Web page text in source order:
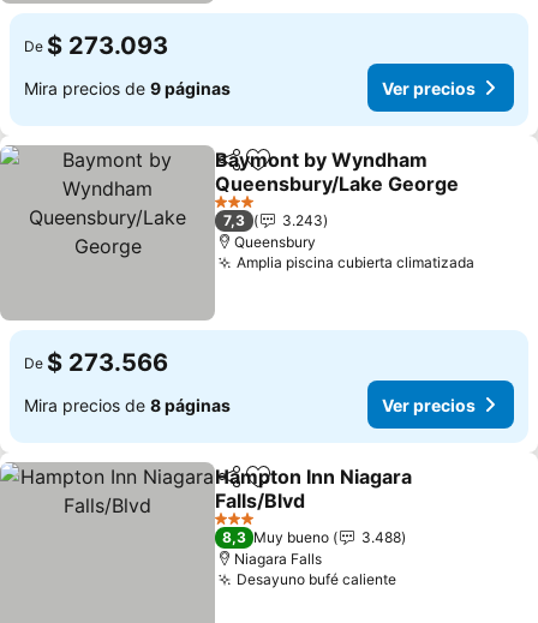
De $ 273.093
Mira precios de 9 páginas Ver precios
CompartirAgregar a favoritos
Baymont by Wyndham
Queensbury/Lake George
Ver precios
3 Estrellas
7,3
3.243
Queensbury
Amplia piscina cubierta climatizada
De $ 273.566
Mira precios de 8 páginas Ver precios
CompartirAgregar a favoritos
Hampton Inn Niagara
Falls/Blvd
Ver precios
3 Estrellas
8,3 Muy bueno
3.488
Niagara Falls
Desayuno bufé calienteVer precios